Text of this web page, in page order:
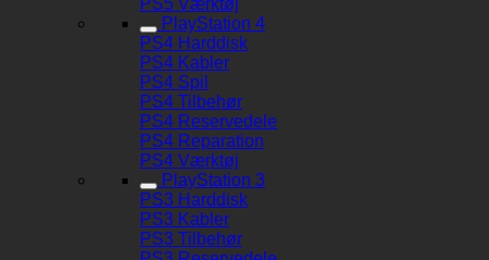
PS5 Værktøj
PlayStation 4
PS4 Harddisk
PS4 Kabler
PS4 Spil
PS4 Tilbehør
PS4 Reservedele
PS4 Reparation
PS4 Værktøj
PlayStation 3
PS3 Harddisk
PS3 Kabler
PS3 Tilbehør